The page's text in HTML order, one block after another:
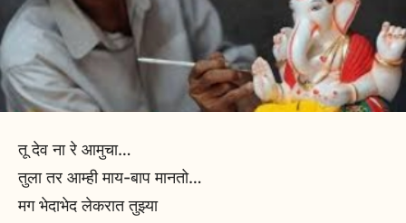
तू देव ना रे आमुचा…
तुला तर आम्ही माय-बाप मानतो…
मग भेदाभेद लेकरात तुझ्या